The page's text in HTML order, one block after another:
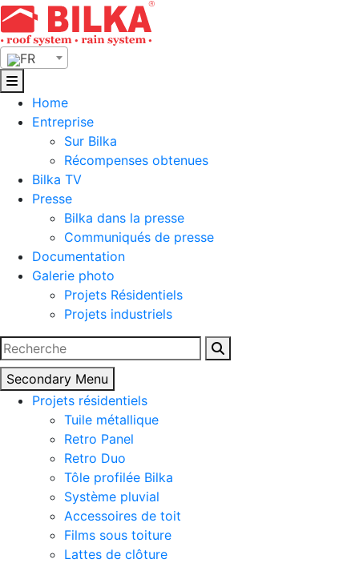
Skip
to
content
FR
Home
Entreprise
Sur Bilka
Récompenses obtenues
Bilka TV
Presse
Bilka dans la presse
Communiqués de presse
Documentation
Galerie photo
Projets Résidentiels
Projets industriels
Rechercher :
Secondary Menu
Projets résidentiels
Tuile métallique
Retro Panel
Retro Duo
Tôle profilée Bilka
Système pluvial
Accessoires de toit
Films sous toiture
Lattes de clôture